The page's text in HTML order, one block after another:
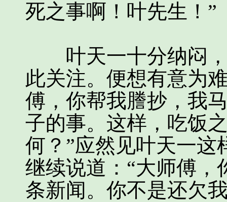
死之事啊！叶先生！”
叶天一十分纳闷，
此关注。便想有意为
傅，你帮我謄抄，我
子的事。这样，吃饭
何？”应然见叶天一
继续说道：“大师傅
条新闻。你不是还欠